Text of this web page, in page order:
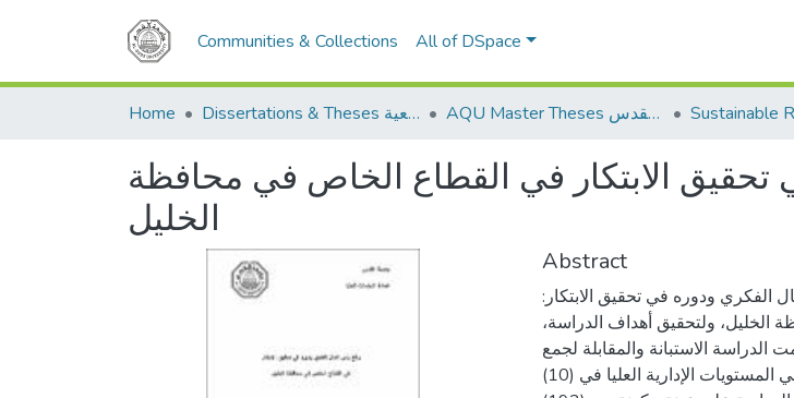
Communities & Collections All of DSpace
Home Dissertations & Theses الرسائل الجامعية AQU Master Theses الرسائل الجامعية الخاصة بجامعة القدس
الابتكار في القطاع الخاص في محافظة
الخليل
Abstract
ودوره في تحقيق الابتكار:
ولتحقيق أهداف الدراسة،
الاستبانة والمقابلة لجمع
البيانات، وتكون مجتمع الدراسة من العاملين في المستويات الإدارية العليا في (10)